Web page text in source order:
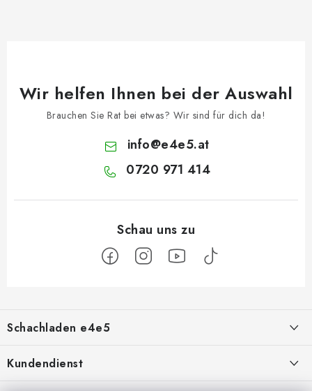
Wir helfen Ihnen bei der Auswahl
Brauchen Sie Rat bei etwas? Wir sind für dich da!
info@e4e5.at
0720 971 414
ß
z
e
Schachladen e4e5
Kundendienst